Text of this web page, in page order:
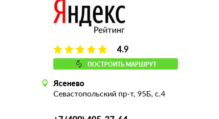
4.9
ПОСТРОИТЬ МАРШРУТ
Ясенево
Севастопольский пр-т, 95Б, с.4